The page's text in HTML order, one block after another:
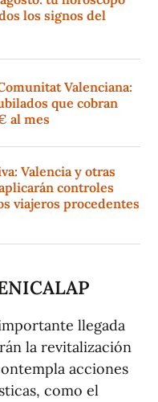
los signos del
Valenciana:
que cobran
al mes
Valencia y otras
controles
viajeros procedentes
llegada
la revitalización
acciones
como el